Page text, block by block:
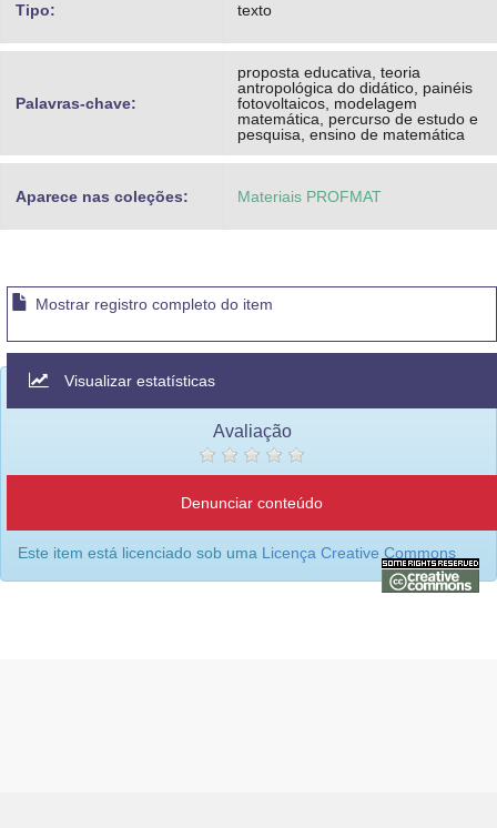
Tipo: texto
Palavras-chave:
proposta educativa, teoria
antropológica do didático, painéis
fotovoltaicos, modelagem
matemática, percurso de estudo e
pesquisa, ensino de matemática
Aparece nas coleções: Materiais PROFMAT
Mostrar registro completo do item
Visualizar estatísticas
Avaliação
Denunciar conteúdo
Este item está licenciado sob uma Licença Creative Commons